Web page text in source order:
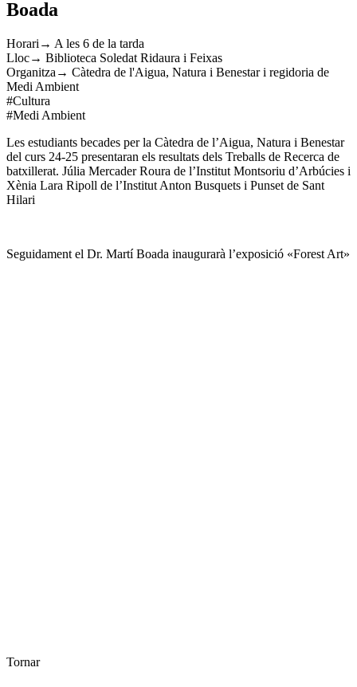
Boada
Horari→ A les 6 de la tarda
Lloc→ Biblioteca Soledat Ridaura i Feixas
Organitza→ Càtedra de l'Aigua, Natura i Benestar i regidoria de
Medi Ambient
#Cultura
#Medi Ambient
Les estudiants becades per la Càtedra de l’Aigua, Natura i Benestar
del curs 24-25 presentaran els resultats dels Treballs de Recerca de
batxillerat. Júlia Mercader Roura de l’Institut Montsoriu d’Arbúcies i
Xènia Lara Ripoll de l’Institut Anton Busquets i Punset de Sant
Hilari
Seguidament el Dr. Martí Boada inaugurarà l’exposició «Forest Art»
Tornar